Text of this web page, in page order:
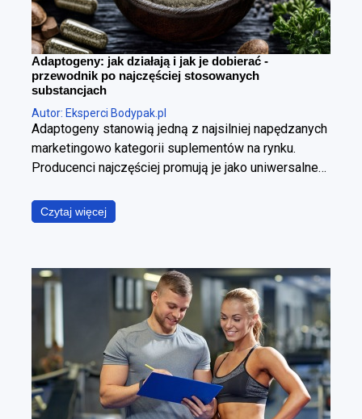
Adaptogeny: jak działają i jak je dobierać -
przewodnik po najczęściej stosowanych
substancjach
Autor: Eksperci Bodypak.pl
Adaptogeny stanowią jedną z najsilniej napędzanych
marketingowo kategorii suplementów na rynku.
Producenci najczęściej promują je jako uniwersalne
snu, wzrost poziomu energii, wyostrzenie
koncentracji, redukcję stresu oraz wzmocnienie
to jednak założenie błędne. Poszczególne
adaptogeny wyraźnie różnią się od siebie
mechanizmem działania, ich skuteczność zależy od
specyficznego kontekstu stosowania, a jakość
dostępnych na rynku produktów pozostaje skrajnie
nierówna. Poniższy raport ma za zadanie
usystematyzować wiedzę i odpowiedzieć na trzy
fundamentalne pytania z punktu widzenia praktyki:
Czytaj więcej